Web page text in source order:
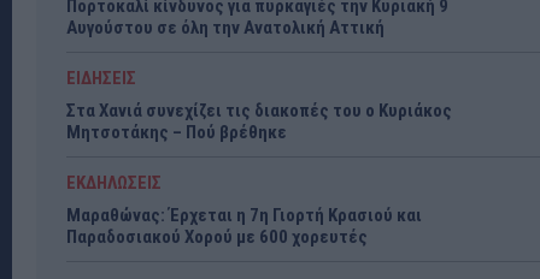
Πορτοκαλί κίνδυνος για πυρκαγιές την Κυριακή 9
Αυγούστου σε όλη την Ανατολική Αττική
ΕΙΔΗΣΕΙΣ
Στα Χανιά συνεχίζει τις διακοπές του ο Κυριάκος
Μητσοτάκης – Πού βρέθηκε
ΕΚΔΗΛΩΣΕΙΣ
Μαραθώνας: Έρχεται η 7η Γιορτή Κρασιού και
Παραδοσιακού Χορού με 600 χορευτές